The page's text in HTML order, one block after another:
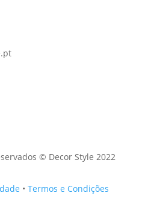
© Decor Style 2022
•Termos e Condições